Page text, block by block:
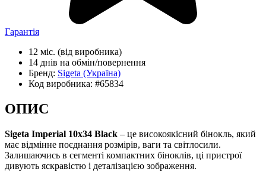
Гарантія
12 міс. (від виробника)
14 днів на обмін/повернення
Бренд: Sigeta (Україна)
Код виробника: #65834
ОПИС
Sigeta Imperial 10x34 Black – це високоякісний бінокль, який
має відмінне поєднання розмірів, ваги та світлосили.
Залишаючись в сегменті компактних біноклів, ці пристрої
дивують яскравістю і деталізацією зображення.